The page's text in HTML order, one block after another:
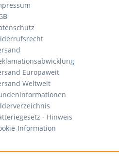
Europaweit
Weltweit
- Hinweis
Information